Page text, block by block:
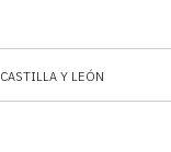
CASTILLA Y LEÓN